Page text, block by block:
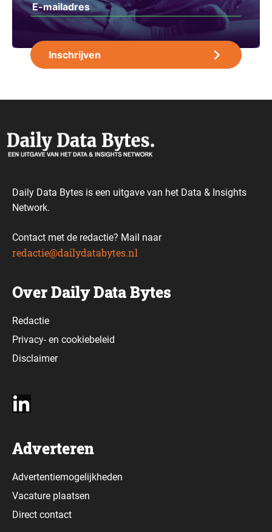
Daily Data Bytes is een uitgave van het Data & Insights
Network.
Contact met de redactie? Mail naar
redactie@dailydatabytes.nl
Over Daily Data Bytes
Redactie
Privacy-en cookiebeleid
Disclaimer
Adverteren
Advertentiemogelijkheden
Vacature plaatsen
Direct contact